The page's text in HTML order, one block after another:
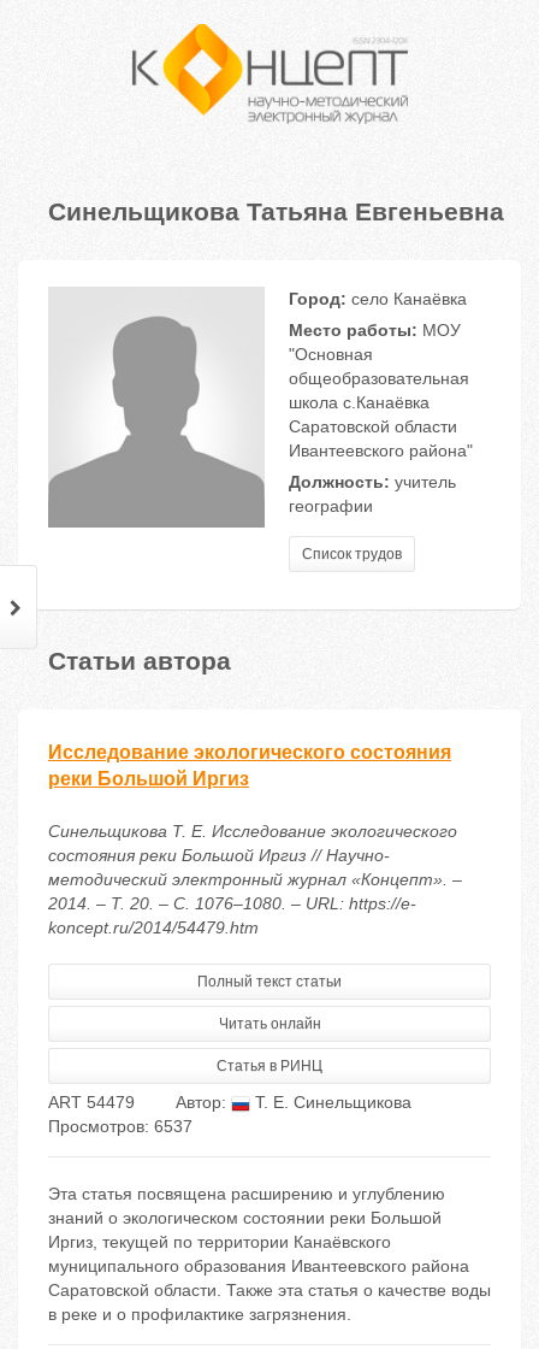
Синельщикова Татьяна Евгеньевна
Город: село Канаёвка
Место работы: МОУ
"Основная
общеобразовательная
школа с.Канаёвка
Саратовской области
Ивантеевского района"
Должность: учитель
географии
Список трудов
Статьи автора
Исследование экологического состояния
реки Большой Иргиз
Синельщикова Т. Е. Исследование экологического
состояния реки Большой Иргиз // Научно-
методический электронный журнал «Концепт». –
2014. – Т. 20. – С. 1076–1080. – URL: https://e-
koncept.ru/2014/54479.htm
Полный текст статьи
Читать онлайн
Статья в РИНЦ
ART 54479 Автор:
Т. Е. Синельщикова
Просмотров: 6537
Эта статья посвящена расширению и углублению
знаний о экологическом состоянии реки Большой
Иргиз, текущей по территории Канаёвского
муниципального образования Ивантеевского района
Саратовской области. Также эта статья о качестве воды
в реке и о профилактике загрязнения.